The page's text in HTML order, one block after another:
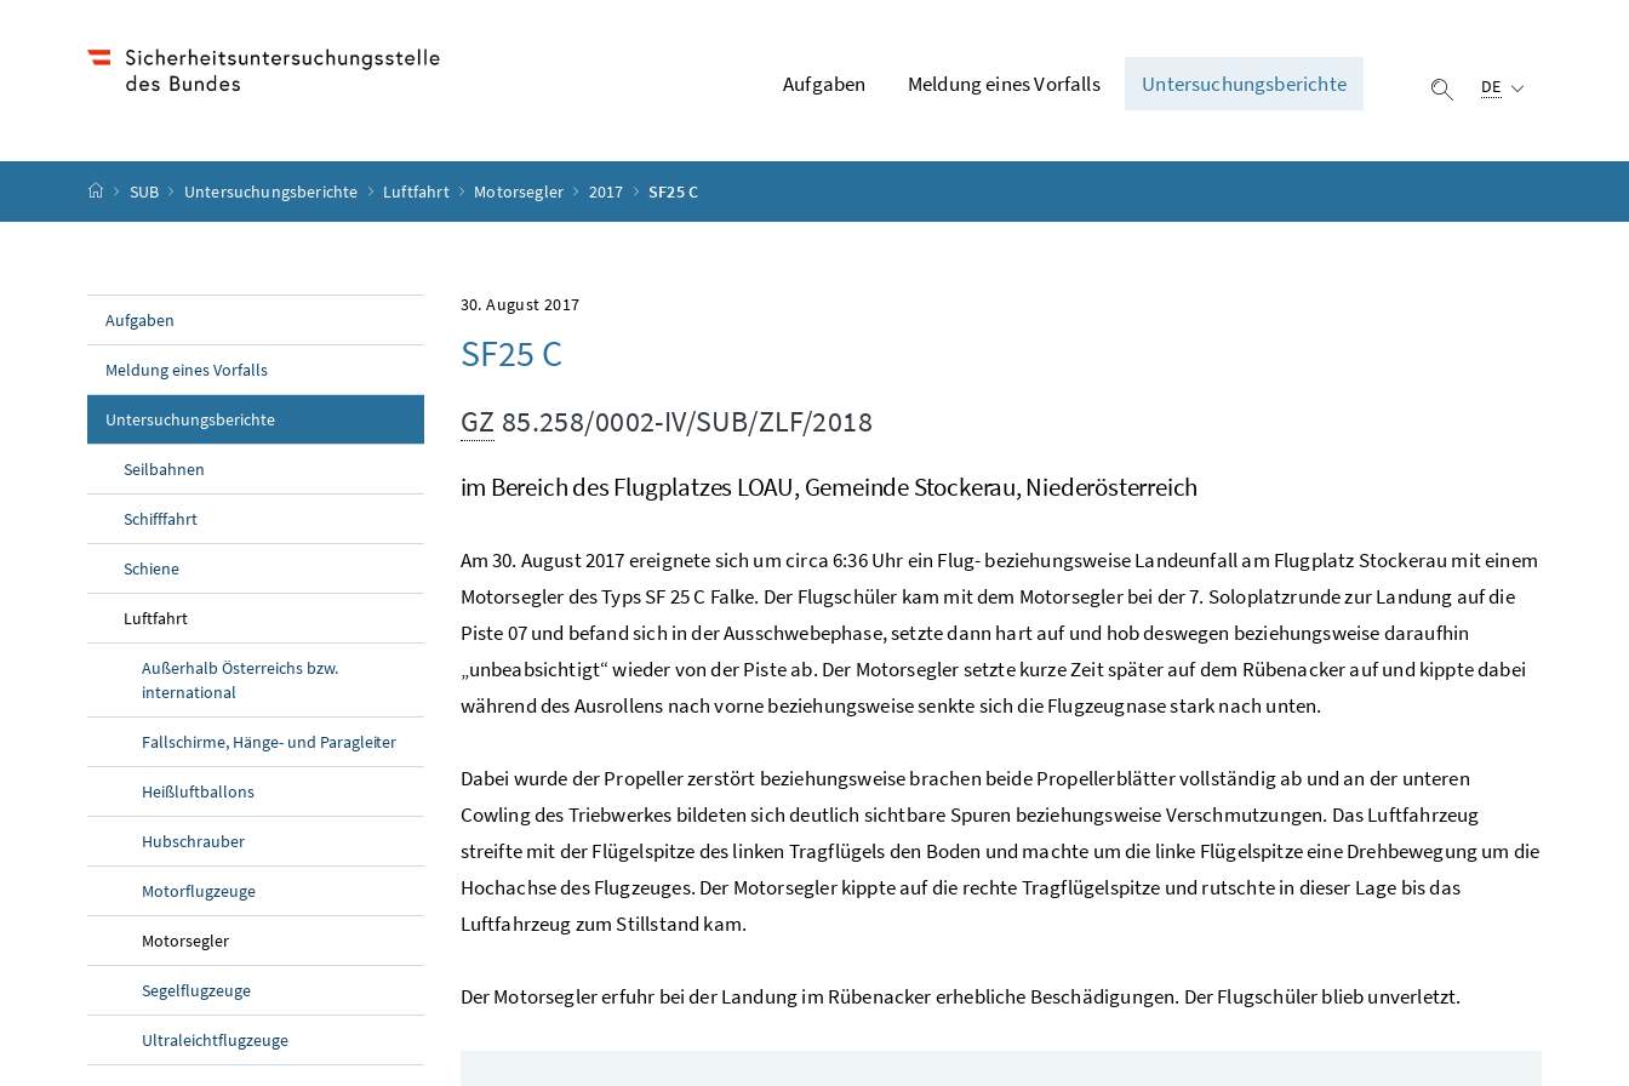
Aufgaben Meldung eines Vorfalls Untersuchungsberichte Suche einblenden
DE
Startseite
SUB Untersuchungsberichte Luftfahrt Motorsegler 2017 SF25 C
Aufgaben
Meldung eines Vorfalls
Untersuchungsberichte
Seilbahnen
Schifffahrt
Schiene
Luftfahrt
Außerhalb Österreichs bzw.
international
Fallschirme, Hänge- und Paragleiter
Heißluftballons
Hubschrauber
Motorflugzeuge
Motorsegler
Segelflugzeuge
Ultraleichtflugzeuge
30. August 2017
SF25 C
GZ 85.258/0002-IV/SUB/ZLF/2018
im Bereich des Flugplatzes LOAU, Gemeinde Stockerau, Niederösterreich
Am 30. August 2017 ereignete sich um circa 6:36 Uhr ein Flug- beziehungsweise Landeunfall am Flugplatz Stockerau mit einem
Motorsegler des Typs SF 25 C Falke. Der Flugschüler kam mit dem Motorsegler bei der 7. Soloplatzrunde zur Landung auf die
Piste 07 und befand sich in der Ausschwebephase, setzte dann hart auf und hob deswegen beziehungsweise daraufhin
„unbeabsichtigt“ wieder von der Piste ab. Der Motorsegler setzte kurze Zeit später auf dem Rübenacker auf und kippte dabei
während des Ausrollens nach vorne beziehungsweise senkte sich die Flugzeugnase stark nach unten.
Dabei wurde der Propeller zerstört beziehungsweise brachen beide Propellerblätter vollständig ab und an der unteren
Cowlingdes Triebwerkes bildeten sich deutlich sichtbare Spuren beziehungsweise Verschmutzungen. Das Luftfahrzeug
streifte mit der Flügelspitze des linken Tragflügels den Boden und machte um die linke Flügelspitze eine Drehbewegung um die
Hochachse des Flugzeuges. Der Motorsegler kippte auf die rechte Tragflügelspitze und rutschte in dieser Lage bis das
Luftfahrzeug zum Stillstand kam.
Der Motorsegler erfuhr bei der Landung im Rübenacker erhebliche Beschädigungen. Der Flugschüler blieb unverletzt.